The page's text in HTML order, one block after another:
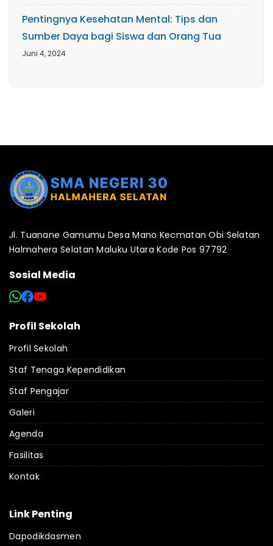
Pentingnya Kesehatan Mental: Tips dan
Sumber Daya bagi Siswa dan Orang Tua
Juni 4, 2024
Jl. Tuanane Gamumu Desa Mano Kecmatan Obi Selatan
Halmahera Selatan Maluku Utara Kode Pos 97792
Sosial Media
Profil Sekolah
Profil Sekolah
Staf Tenaga Kependidikan
Staf Pengajar
Galeri
Agenda
Fasilitas
Kontak
Link Penting
Dapodikdasmen